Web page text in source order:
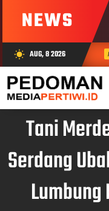
NEWS
wb_sunny AUG, 8 2026
Tani
Serdang